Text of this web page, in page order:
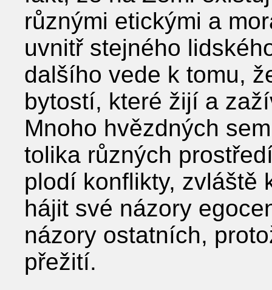
různými etickými a
uvnitř stejného
dalšího vede k tomu,
bytostí, které žijí a
Mnoho hvězdných
tolika různých
plodí konflikty, zvláště
hájit své názory
názory ostatních,
přežití.